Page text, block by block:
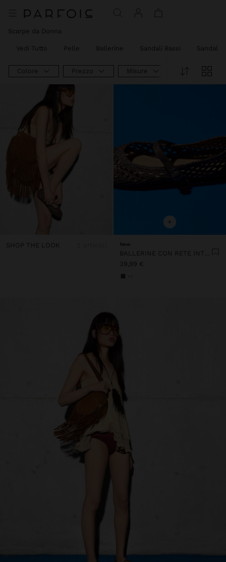
Scarpe da Donna
Vedi Tutto Pelle Ballerine Sandali Bassi Sandali
Colore Prezzo Misure
SHOP THE LOOK
+
New
BALLERINE CON RETE INTRECCIATA
39,99 €